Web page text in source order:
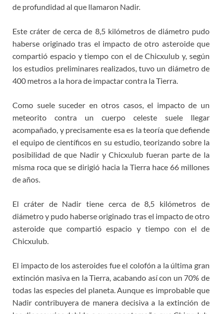
de profundidad al que llamaron Nadir.
Este cráter de cerca de 8,5 kilómetros de diámetro pudo
haberse originado tras el impacto de otro asteroide que
compartió espacio y tiempo con el de Chicxulub y, según
los estudios preliminares realizados, tuvo un diámetro de
400 metros a la hora de impactar contra la Tierra.
Como suele suceder en otros casos, el impacto de un
meteorito contra un cuerpo celeste suele llegar
acompañado, y precisamente esa es la teoría que defiende
el equipo de científicos en su estudio, teorizando sobre la
posibilidad de que Nadir y Chicxulub fueran parte de la
misma roca que se dirigió hacia la Tierra hace 66 millones
de años.
El cráter de Nadir tiene cerca de 8,5 kilómetros de
diámetro y pudo haberse originado tras el impacto de otro
asteroide que compartió espacio y tiempo con el de
Chicxulub.
El impacto de los asteroides fue el colofón a la última gran
extinción masiva en la Tierra, acabando así con un 70% de
todas las especies del planeta. Aunque es improbable que
Nadir contribuyera de manera decisiva a la extinción de